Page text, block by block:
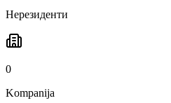
Нерезиденти
0
Kompanija